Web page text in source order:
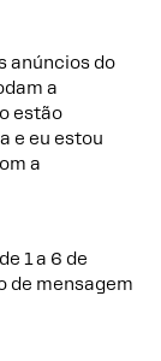
anúncios do
a
estão
e eu estou
a
1 a 6 de
de mensagem